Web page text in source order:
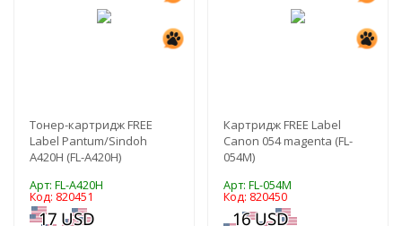
Тонер-картридж FREE
Label Pantum/Sindoh
A420H (FL-A420H)
Арт: FL-A420H
Код: 820451
Картридж FREE Label
Canon 054 magenta (FL-
054M)
Арт: FL-054M
Код: 820450